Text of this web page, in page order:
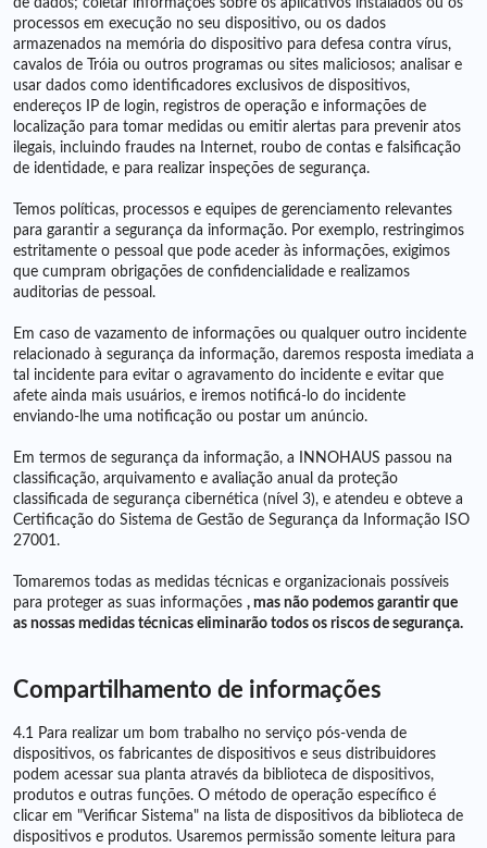
de dados; coletar informações sobre os aplicativos instalados ou os
processos em execução no seu dispositivo, ou os dados
armazenados na memória do dispositivo para defesa contra vírus,
cavalos de Tróia ou outros programas ou sites maliciosos; analisar e
usar dados como identificadores exclusivos de dispositivos,
endereços IP de login, registros de operação e informações de
localização para tomar medidas ou emitir alertas para prevenir atos
ilegais, incluindo fraudes na Internet, roubo de contas e falsificação
de identidade, e para realizar inspeções de segurança.
Temos políticas, processos e equipes de gerenciamento relevantes
para garantir a segurança da informação. Por exemplo, restringimos
estritamente o pessoal que pode aceder às informações, exigimos
que cumpram obrigações de confidencialidade e realizamos
auditorias de pessoal.
Em caso de vazamento de informações ou qualquer outro incidente
relacionado à segurança da informação, daremos resposta imediata a
tal incidente para evitar o agravamento do incidente e evitar que
afete ainda mais usuários, e iremos notificá-lo do incidente
enviando-lhe uma notificação ou postar um anúncio.
Em termos de segurança da informação, a INNOHAUS passou na
classificação, arquivamento e avaliação anual da proteção
classificada de segurança cibernética (nível 3), e atendeu e obteve a
Certificação do Sistema de Gestão de Segurança da Informação ISO
27001.
Tomaremos todas as medidas técnicas e organizacionais possíveis
para proteger as suas informações , mas não podemos garantir que
as nossas medidas técnicas eliminarão todos os riscos de segurança.
Compartilhamento de informações
4.1 Para realizar um bom trabalho no serviço pós-venda de
dispositivos, os fabricantes de dispositivos e seus distribuidores
podem acessar sua planta através da biblioteca de dispositivos,
produtos e outras funções. O método de operação específico é
clicar em "Verificar Sistema" na lista de dispositivos da biblioteca de
dispositivos e produtos. Usaremos permissão somente leitura para